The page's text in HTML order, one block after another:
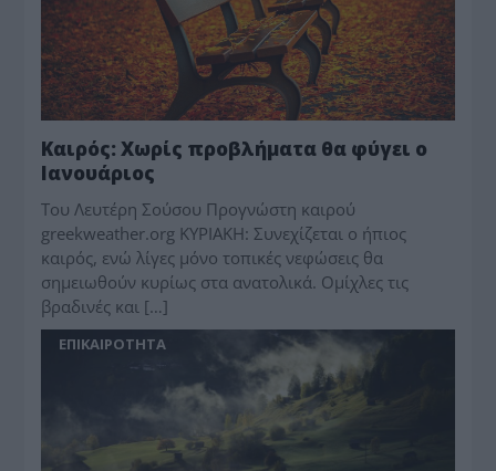
Καιρός: Χωρίς προβλήματα θα φύγει ο
Ιανουάριος
Toυ Λευτέρη Σούσου Προγνώστη καιρού
greekweather.org ΚΥΡΙΑΚΗ: Συνεχίζεται ο ήπιος
καιρός, ενώ λίγες μόνο τοπικές νεφώσεις θα
σημειωθούν κυρίως στα ανατολικά. Ομίχλες τις
βραδινές και […]
ΕΠΙΚΑΙΡΟΤΗΤΑ